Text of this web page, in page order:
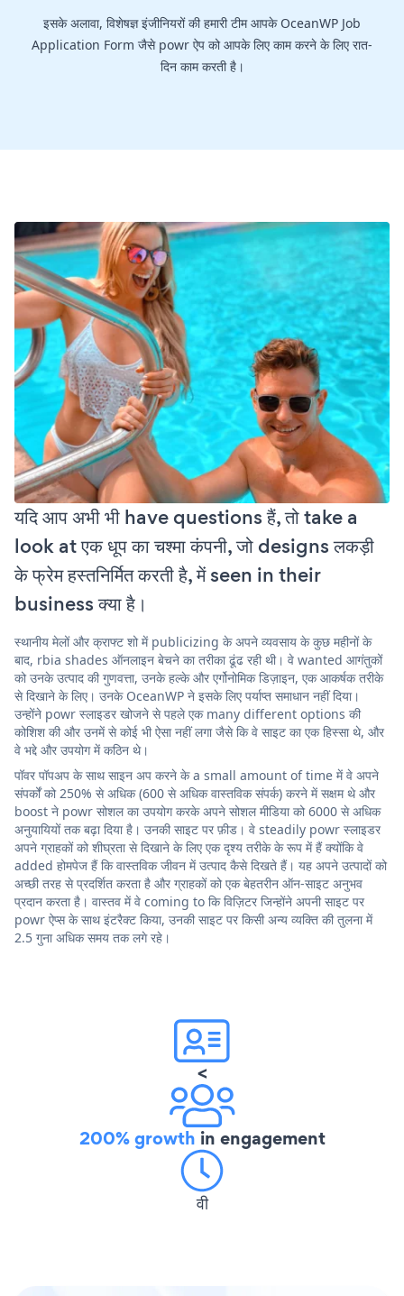
इसके अलावा, विशेषज्ञ इंजीनियरों की हमारी टीम आपके OceanWP Job
Application Form जैसे powr ऐप को आपके लिए काम करने के लिए रात-
दिन काम करती है।
यदि आप अभी भी have questions हैं, तो take a
look at एक धूप का चश्मा कंपनी, जो designs लकड़ी
के फ्रेम हस्तनिर्मित करती है, में seen in their
business क्या है।
स्थानीय मेलों और क्राफ्ट शो में publicizing के अपने व्यवसाय के कुछ महीनों के
बाद, rbia shades ऑनलाइन बेचने का तरीका ढूंढ रही थी। वे wanted आगंतुकों
को उनके उत्पाद की गुणवत्ता, उनके हल्के और एर्गोनोमिक डिज़ाइन, एक आकर्षक तरीके
से दिखाने के लिए। उनके OceanWP ने इसके लिए पर्याप्त समाधान नहीं दिया।
उन्होंने powr स्लाइडर खोजने से पहले एक many different options की
कोशिश की और उनमें से कोई भी ऐसा नहीं लगा जैसे कि वे साइट का एक हिस्सा थे, और
वे भद्दे और उपयोग में कठिन थे।
पॉवर पॉपअप के साथ साइन अप करने के a small amount of time में वे अपने
संपर्कों को 250% से अधिक (600 से अधिक वास्तविक संपर्क) करने में सक्षम थे और
boost ने powr सोशल का उपयोग करके अपने सोशल मीडिया को 6000 से अधिक
अनुयायियों तक बढ़ा दिया है। उनकी साइट पर फ़ीड। वे steadily powr स्लाइडर
अपने ग्राहकों को शीघ्रता से दिखाने के लिए एक दृश्य तरीके के रूप में हैं क्योंकि वे
added होमपेज हैं कि वास्तविक जीवन में उत्पाद कैसे दिखते हैं। यह अपने उत्पादों को
अच्छी तरह से प्रदर्शित करता है और ग्राहकों को एक बेहतरीन ऑन-साइट अनुभव
प्रदान करता है। वास्तव में वे coming to कि विज़िटर जिन्होंने अपनी साइट पर
powr ऐप्स के साथ इंटरैक्ट किया, उनकी साइट पर किसी अन्य व्यक्ति की तुलना में
2.5 गुना अधिक समय तक लगे रहे।
<
200% growth in engagement
वी